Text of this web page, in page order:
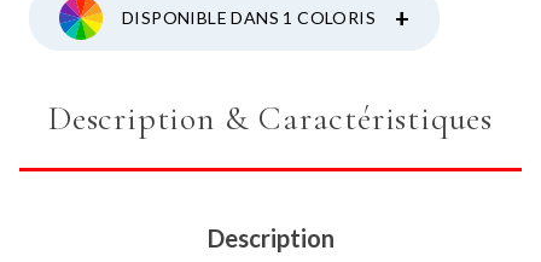
DISPONIBLE DANS 1 COLORIS +
Description & Caractéristiques
Description